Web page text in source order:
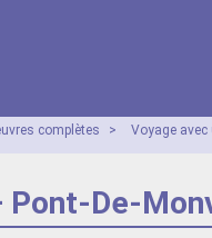
complètes >
Voyage avec
Pont-De-